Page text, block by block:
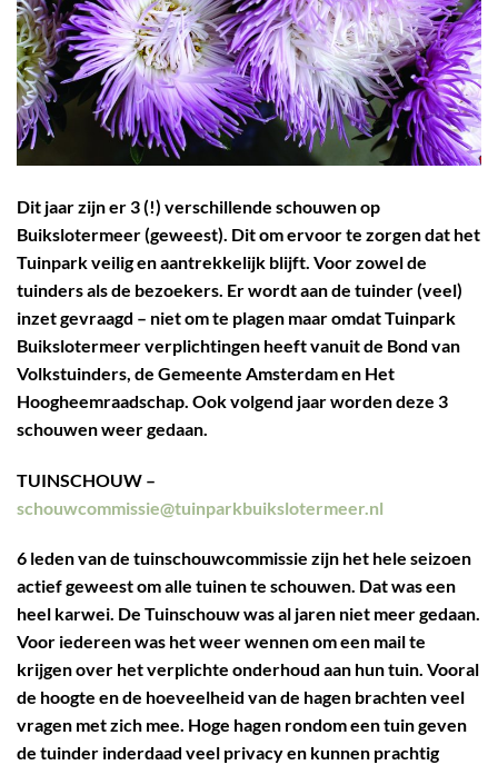
Dit jaar zijn er 3 (!) verschillende schouwen op
Buikslotermeer (geweest). Dit om ervoor te zorgen dat het
Tuinpark veilig en aantrekkelijk blijft. Voor zowel de
tuinders als de bezoekers. Er wordt aan de tuinder (veel)
inzet gevraagd – niet om te plagen maar omdat Tuinpark
Buikslotermeer verplichtingen heeft vanuit de Bond van
Volkstuinders, de Gemeente Amsterdam en Het
Hoogheemraadschap. Ook volgend jaar worden deze 3
schouwen weer gedaan.
TUINSCHOUW –
schouwcommissie@tuinparkbuikslotermeer.nl
6 leden van de tuinschouwcommissie zijn het hele seizoen
actief geweest om alle tuinen te schouwen. Dat was een
heel karwei. De Tuinschouw was al jaren niet meer gedaan.
Voor iedereen was het weer wennen om een mail te
krijgen over het verplichte onderhoud aan hun tuin. Vooral
de hoogte en de hoeveelheid van de hagen brachten veel
vragen met zich mee. Hoge hagen rondom een tuin geven
de tuinder inderdaad veel privacy en kunnen prachtig